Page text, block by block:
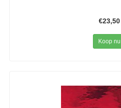
€23,50
Koop nu